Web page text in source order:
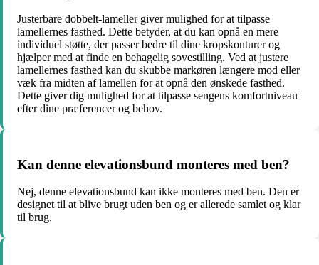
Justerbare dobbelt-lameller giver mulighed for at tilpasse
lamellernes fasthed. Dette betyder, at du kan opnå en mere
individuel støtte, der passer bedre til dine kropskonturer og
hjælper med at finde en behagelig sovestilling. Ved at justere
lamellernes fasthed kan du skubbe markøren længere mod eller
væk fra midten af lamellen for at opnå den ønskede fasthed.
Dette giver dig mulighed for at tilpasse sengens komfortniveau
efter dine præferencer og behov.
Kan denne elevationsbund monteres med ben?
Nej, denne elevationsbund kan ikke monteres med ben. Den er
designet til at blive brugt uden ben og er allerede samlet og klar
til brug.